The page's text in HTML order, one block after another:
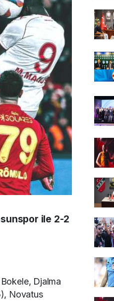
ile 2-2
Djalma
Novatus